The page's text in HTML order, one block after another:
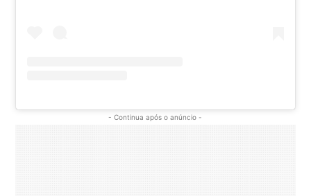
- Continua após o anúncio -